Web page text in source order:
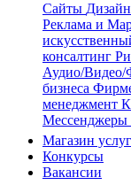
Сайты Дизайн
Реклама и
консалтинг
Аудио/Видео/
бизнеса
менеджмент
Мессенджеры
Магазин услуг
Конкурсы
Вакансии